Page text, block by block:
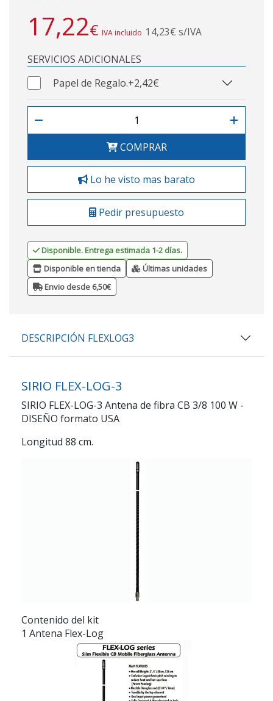
17,22€ IVA incluido 14,23€ s/IVA
SERVICIOS ADICIONALES
Papel de Regalo.+2,42€
COMPRAR
Lo he visto mas barato
Pedir presupuesto
Disponible. Entrega estimada 1-2 días.
Disponible en tienda
Últimas unidades
Envio desde 6,50€
DESCRIPCIÓN FLEXLOG3
SIRIO FLEX-LOG-3
SIRIO FLEX-LOG-3 Antena de fibra CB 3/8 100 W -
DISEÑO formato USA
Longitud 88 cm.
Contenido del kit
1 Antena Flex-Log